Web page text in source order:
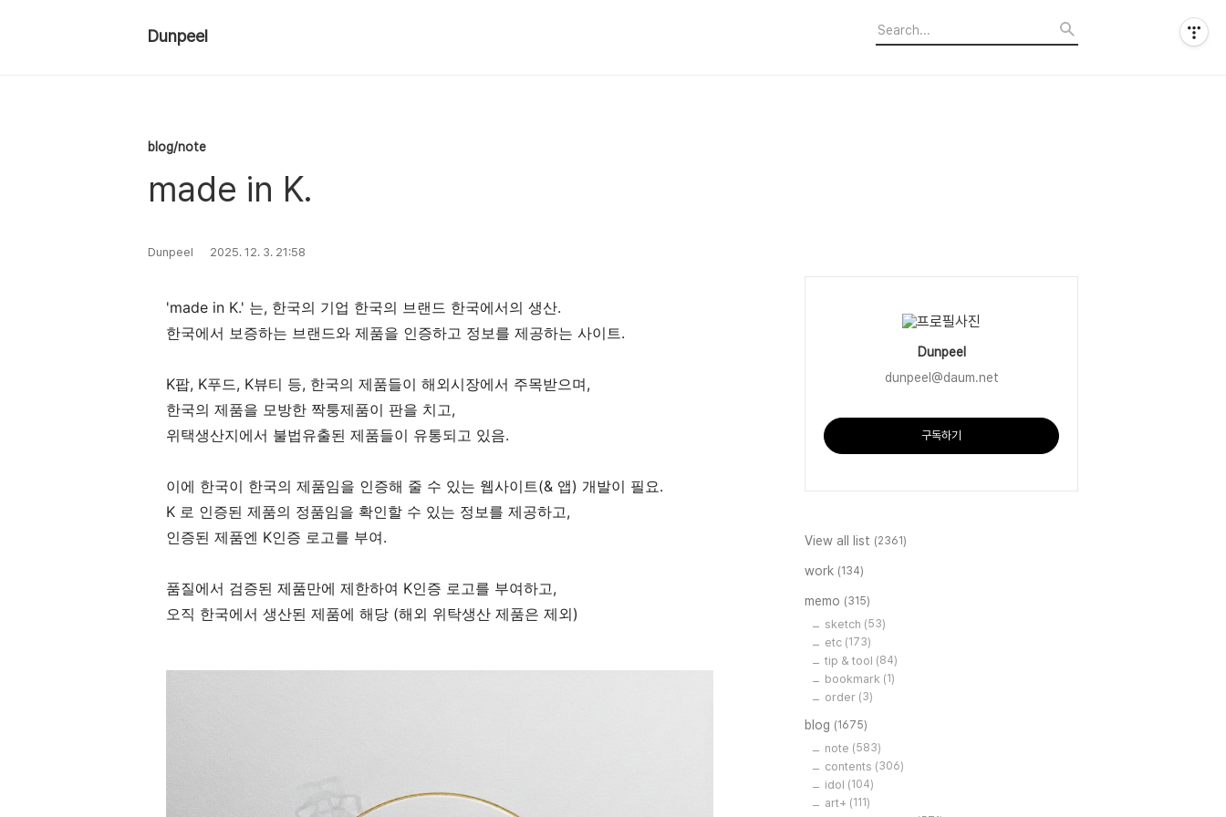
Dunpeel
blog/note
made in K.
Dunpeel 2025. 12. 3. 21:58
'made in K.' 는, 한국의 기업 한국의 브랜드 한국에서의 생산.
한국에서 보증하는 브랜드와 제품을 인증하고 정보를 제공하는 사이트.
K팝, K푸드, K뷰티 등, 한국의 제품들이 해외시장에서 주목받으며,
한국의 제품을 모방한 짝퉁제품이 판을 치고,
위택생산지에서 불법유출된 제품들이 유통되고 있음.
이에 한국이 한국의 제품임을 인증해 줄 수 있는 웹사이트(& 앱) 개발이 필요.
K 로 인증된 제품의 정품임을 확인할 수 있는 정보를 제공하고,
인증된 제품엔 K인증 로고를 부여.
품질에서 검증된 제품만에 제한하여 K인증 로고를 부여하고,
오직 한국에서 생산된 제품에 해당 (해외 위탁생산 제품은 제외)
Dunpeel
dunpeel@daum.net
구독하기
View all list (2361)
work (134)
memo (315)
sketch (53)
etc (173)
tip & tool (84)
bookmark (1)
order (3)
blog (1675)
note (583)
contents (306)
idol (104)
art+ (111)